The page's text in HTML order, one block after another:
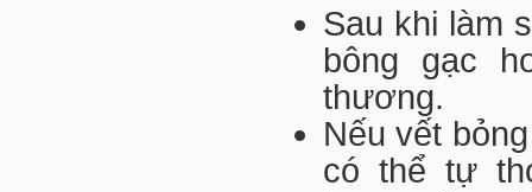
Sau khi làm
bông gạc
thương.
Nếu vết
có thể tự